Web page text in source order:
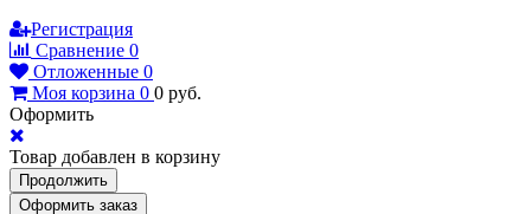
Регистрация
Сравнение 0
Отложенные 0
Моя корзина 0 0 руб.
Оформить
Товар добавлен в корзину
Продолжить
Оформить заказ